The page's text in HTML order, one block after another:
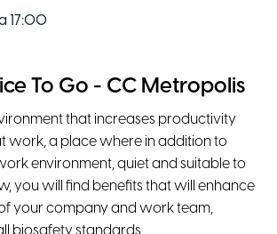
17:00
To Go - CC Metropolis
that increases productivity
work, a place where in addition to
environment, quiet and suitable to
you will find benefits that will enhance
your company and work team,
biosafety standards.